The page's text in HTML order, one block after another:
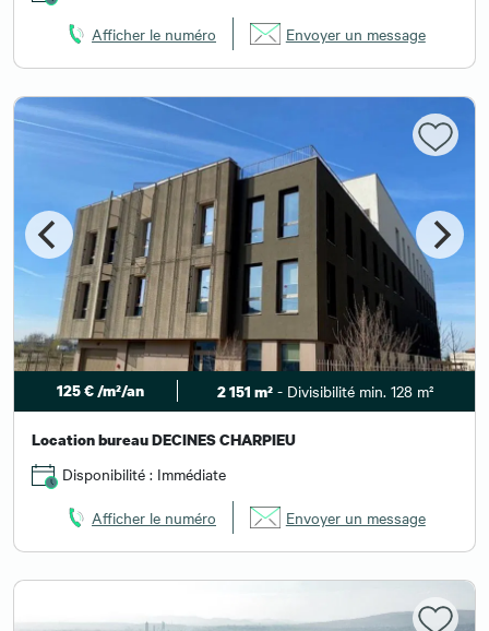
Afficher le numéro Envoyer un message
125 € /m²/an 2 151 m²- Divisibilité min. 128 m²
Location bureau DECINES CHARPIEU
Disponibilité : Immédiate
Afficher le numéro Envoyer un message